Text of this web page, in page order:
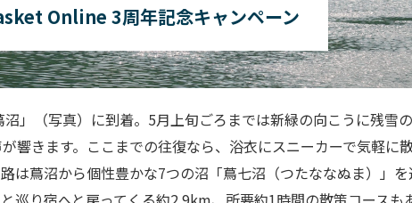
」（写真）に到着。5月上旬ごろまでは新緑の向こうに残雪
響きます。ここまでの往復なら、浴衣にスニーカーで気軽に
は蔦沼から個性豊かな7つの沼「蔦七沼（つたななぬま）」
Online 3周年記念キャンペーン